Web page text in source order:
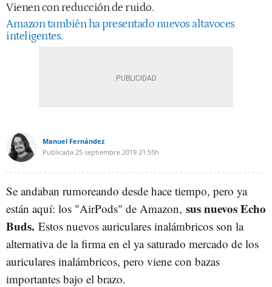
Vienen con reducción de ruido.
Amazon también ha presentado nuevos altavoces
inteligentes.
Manuel Fernández
Publicada 25 septiembre 2019 21:55h
Se andaban rumoreando desde hace tiempo, pero ya
están aquí: los "AirPods" de Amazon, sus nuevos Echo
Buds. Estos nuevos auriculares inalámbricos son la
alternativa de la firma en el ya saturado mercado de los
auriculares inalámbricos, pero viene con bazas
importantes bajo el brazo.